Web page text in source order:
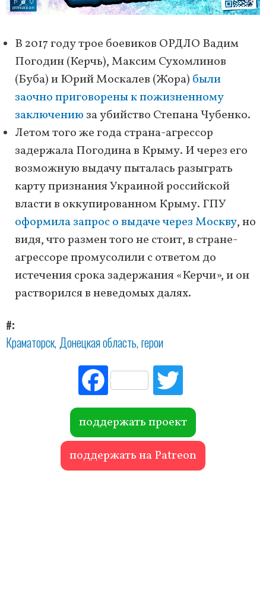
В 2017 году трое боевиков ОРДЛО Вадим
Погодин (Керчь), Максим Сухомлинов
(Буба) и Юрий Москалев (Жора) были
заочно приговорены к пожизненному
заключению за убийство Степана Чубенко.
Летом того же года страна-агрессор
задержала Погодина в Крыму. И через его
возможную выдачу пыталась разыграть
карту признания Украиной российской
власти в оккупированном Крыму. ГПУ
оформила запрос о выдаче через Москву, но
видя, что размен того не стоит, в стране-
агрессоре промусолили с ответом до
истечения срока задержания «Керчи», и он
растворился в неведомых далях.
#
Краматорск Донецкая область герои
Fac
ebo
ok r
поддержать проект
поддержать на Patreon